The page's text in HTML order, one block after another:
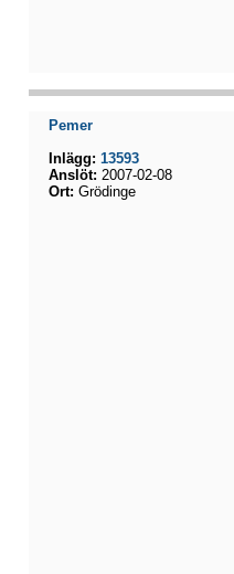
Pemer
Inlägg: 13593
Anslöt: 2007-02-08
Ort: Grödinge